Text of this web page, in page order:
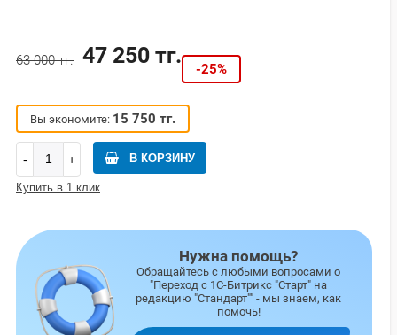
63 000 тг. 47 250 тг.
-25%
Вы экономите: 15 750 тг.
В КОРЗИНУ
Купить в 1 клик
Нужна помощь?
Обращайтесь с любыми вопросами о
"Переход с 1С-Битрикс "Старт" на
редакцию "Стандарт"" - мы знаем, как
помочь!